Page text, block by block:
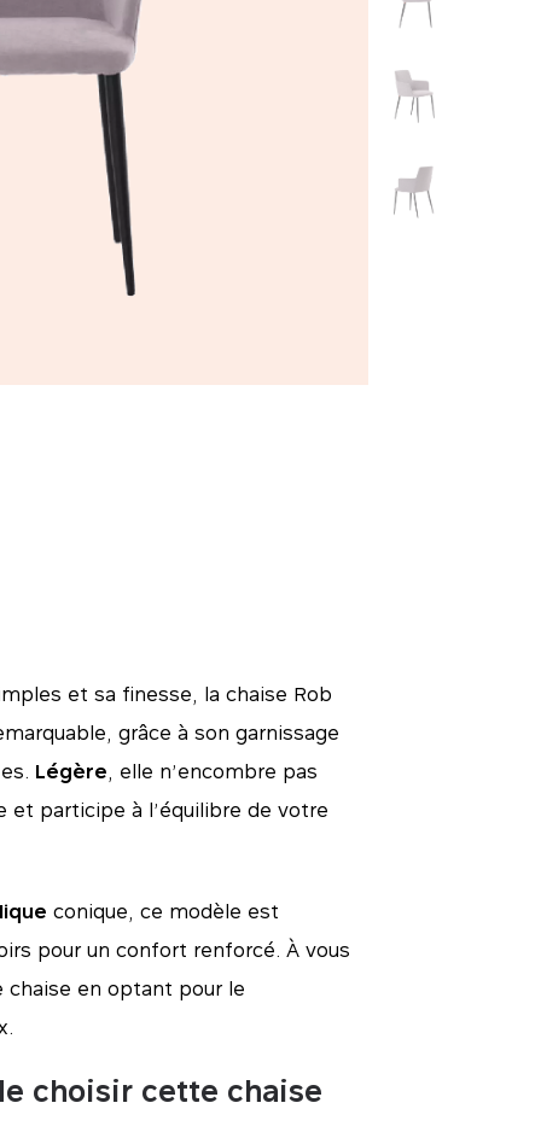
et sa finesse, la chaise Rob
grâce à son garnissage
Légère, elle n’encombre pas
et participe à l’équilibre de votre
conique, ce modèle est
pour un confort renforcé. À vous
en optant pour le
choisir cette chaise